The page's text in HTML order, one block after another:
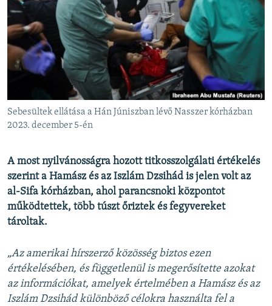
EURÓPAI UNIÓ
VILÁG
KLÍMAVÁLTOZÁS
A MÚLT TANULSÁGAI
Valamennyi RFE/RL weboldal
Sebesültek ellátása a Hán Júniszban lévő Nasszer kórházban
2023. december 5-én
A most nyilvánosságra hozott titkosszolgálati értékelés
szerint a Hamász és az Iszlám Dzsihád is jelen volt az
al-Sifa kórházban, ahol parancsnoki központot
működtettek, több túszt őriztek és fegyvereket
tároltak.
„Az amerikai hírszerző közösség biztos ezen
értékelésében, és függetlenül is megerősítette azokat
az információkat, amelyek értelmében a Hamász és az
Iszlám Dzsihád különböző célokra használta fel a